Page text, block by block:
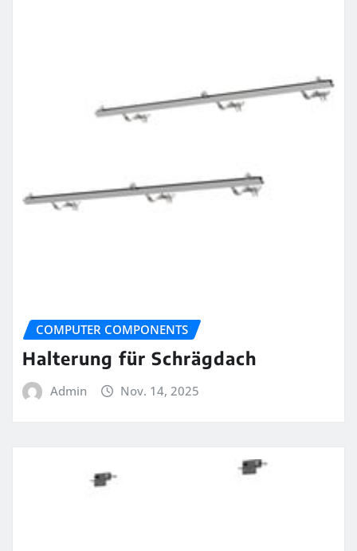
COMPUTER COMPONENTS
Halterung für Schrägdach
Admin Nov. 14, 2025